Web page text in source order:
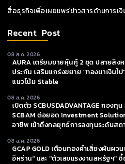
สื่อธุรกิจเพื่อเผยแพร่ข่าวสารด้านการเ
Recent Post
08 ส.ค. 2026
AURA เตรียมขายหุ้นกู้ 2 ชุด ปลายสิง
ประกัน เสริมแกร่งขยาย "ทองมาเงินไ
แนวโน้ม Stable
08 ส.ค. 2026
เปิดตัว SCBUSDADVANTAGE กองทุ
SCBAM ต่อยอด Investment
อาชีพ เข้าถึงกลยุทธ์การลงทุนระดับสถ
08 ส.ค. 2026
GCAP GOLD เตือนทองคำเสี่ยงผันผ
อิหร่าน" และ "ตัวเลขแรงงานสหรัฐฯ"